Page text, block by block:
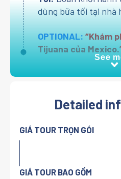
dùng bữa tối tại nhà
OPTIONAL:“Khám
Tijuana của
See
Detailed
GIÁ TOUR TRỌN GÓI
GIÁ TOUR BAO GỒM